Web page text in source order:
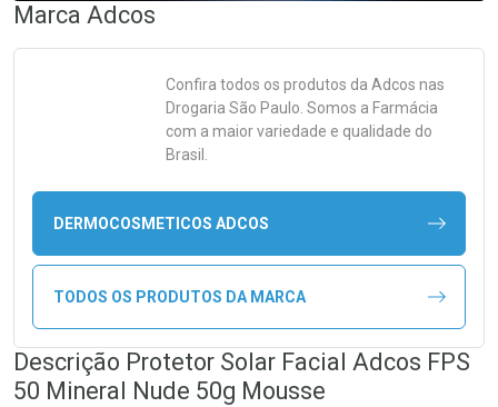
Marca Adcos
Confira todos os produtos da Adcos nas
Drogaria São Paulo. Somos a Farmácia
com a maior variedade e qualidade do
Brasil.
DERMOCOSMETICOS ADCOS
TODOS OS PRODUTOS DA MARCA
Descrição Protetor Solar Facial Adcos FPS
50 Mineral Nude 50g Mousse